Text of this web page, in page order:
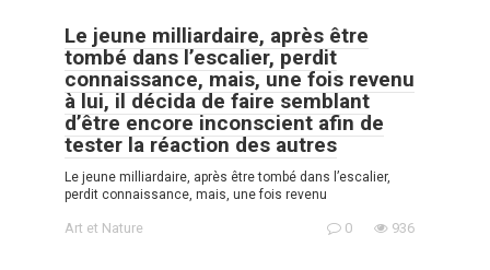
Le jeune milliardaire, après être
tombé dans l’escalier, perdit
connaissance, mais, une fois revenu
à lui, il décida de faire semblant
d’être encore inconscient afin de
tester la réaction des autres
Le jeune milliardaire, après être tombé dans l’escalier,
perdit connaissance, mais, une fois revenu
Art et Nature 0 936